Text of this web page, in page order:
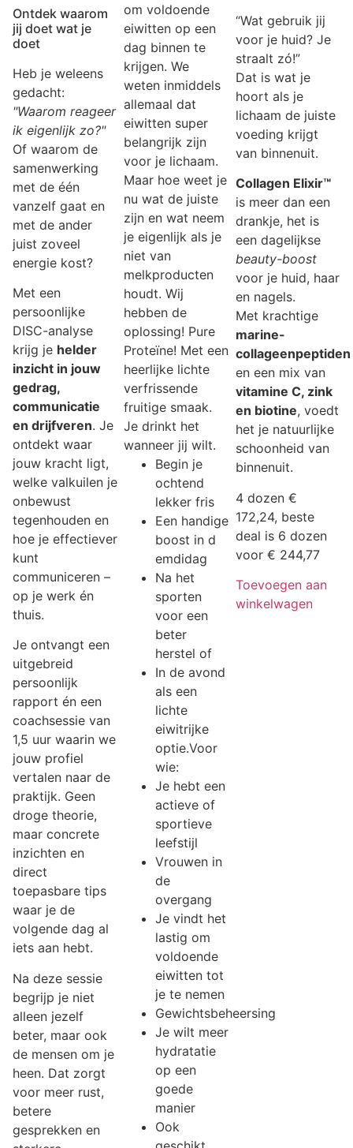
Ontdek waarom
jij doet wat je
doet
Heb je weleens
gedacht:
"Waarom reageer
ik eigenlijk zo?"
Of waarom de
samenwerking
met de één
vanzelf gaat en
met de ander
juist zoveel
energie kost?
Met een
persoonlijke
DISC-analyse
krijg je helder
inzicht in jouw
gedrag,
communicatie
en drijfveren. Je
ontdekt waar
jouw kracht ligt,
welke valkuilen je
onbewust
tegenhouden en
hoe je effectiever
kunt
communiceren –
op je werk én
thuis.
Je ontvangt een
uitgebreid
persoonlijk
rapport én een
coachsessie van
1,5 uur waarin we
jouw profiel
vertalen naar de
praktijk. Geen
droge theorie,
maar concrete
inzichten en
direct
toepasbare tips
waar je de
volgende dag al
iets aan hebt.
Na deze sessie
begrijp je niet
alleen jezelf
beter, maar ook
de mensen om je
heen. Dat zorgt
voor meer rust,
betere
gesprekken en
om voldoende
eiwitten op een
dag binnen te
krijgen. We
weten inmiddels
allemaal dat
eiwitten super
belangrijk zijn
voor je lichaam.
Maar hoe weet je
nu wat de juiste
zijn en wat neem
je eigenlijk als je
niet van
melkproducten
houdt. Wij
hebben de
oplossing! Pure
Proteïne! Met een
heerlijke lichte
verfrissende
fruitige smaak.
Je drinkt het
wanneer jij wilt.
Begin je
ochtend
lekker fris
Een handige
boost in d
emdidag
Na het
sporten
voor een
beter
herstel of
In de avond
als een
lichte
eiwitrijke
optie.Voor
wie:
Je hebt een
actieve of
sportieve
leefstijl
Vrouwen in
de
overgang
Je vindt het
lastig om
voldoende
eiwitten tot
je te nemen
Gewichtsbeheersing
Je wilt meer
hydratatie
op een
goede
manier
Ook
“Wat gebruik jij
voor je huid? Je
straalt zó!”
Dat is wat je
hoort als je
lichaam de juiste
voeding krijgt
van binnenuit.
Collagen Elixir™
is meer dan een
drankje, het is
een dagelijkse
beauty-boost
voor je huid, haar
en nagels.
Met krachtige
marine-
collageenpeptiden
en een mix van
vitamine C, zink
en biotine, voedt
het je natuurlijke
schoonheid van
binnenuit.
4 dozen €
172,24, beste
deal is 6 dozen
voor € 244,77
Toevoegen aan
winkelwagen